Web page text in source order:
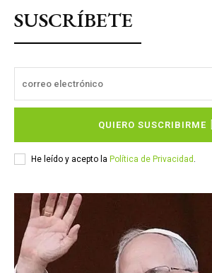
SUSCRÍBETE
QUIERO SUSCRIBIRME
He leído y acepto la Política de Privacidad